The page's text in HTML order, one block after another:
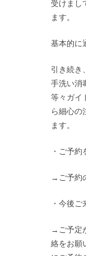
受けまし
ます。
基本的に
引き続き
手洗い消
等々ガイ
ら細心の
ます。
・ご予
→ご予約
・今後
→ご予定
絡をお願